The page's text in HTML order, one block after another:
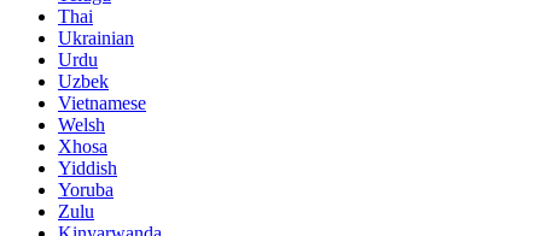
Thai
Ukrainian
Urdu
Uzbek
Vietnamese
Welsh
Xhosa
Yiddish
Yoruba
Zulu